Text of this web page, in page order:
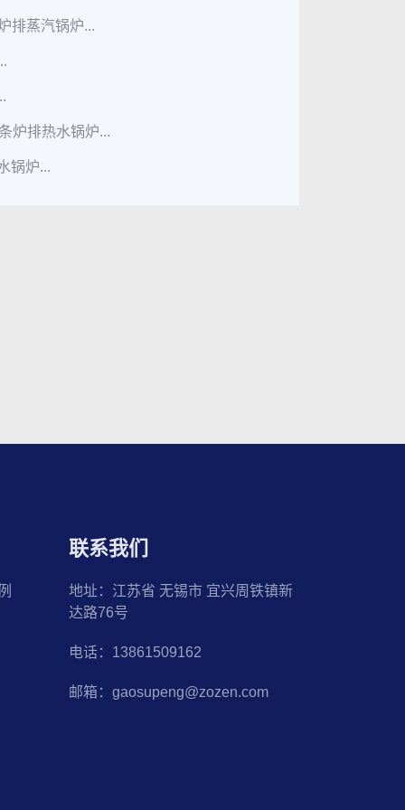
排蒸汽锅炉...
炉排热水锅炉...
锅炉...
联系我们
地址：江苏省 无锡市 宜兴周铁镇新
达路76号
电话：13861509162
邮箱：gaosupeng@zozen.com